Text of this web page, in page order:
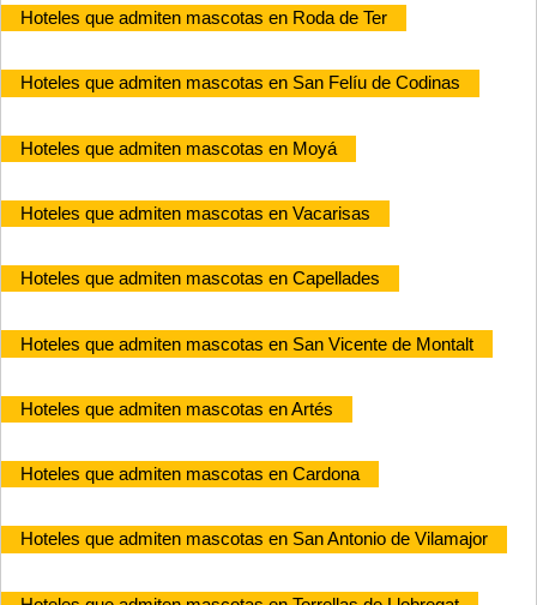
Hoteles que admiten mascotas en Roda de Ter
Hoteles que admiten mascotas en San Felíu de Codinas
Hoteles que admiten mascotas en Moyá
Hoteles que admiten mascotas en Vacarisas
Hoteles que admiten mascotas en Capellades
Hoteles que admiten mascotas en San Vicente de Montalt
Hoteles que admiten mascotas en Artés
Hoteles que admiten mascotas en Cardona
Hoteles que admiten mascotas en San Antonio de Vilamajor